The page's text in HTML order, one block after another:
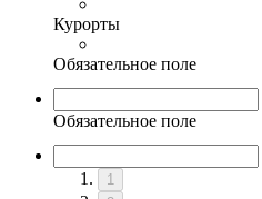
Курорты
Обязательное поле
Обязательное поле
1